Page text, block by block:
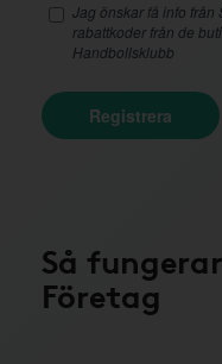
Jag önskar få info
rabattkoder från de
Handbollsklubb
Registrera
Så
Företag